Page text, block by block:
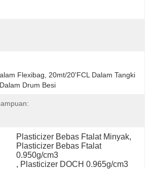
Flexibag, 20mt/20'FCL Dalam Tangki
Drum Besi
Plasticizer Bebas Ftalat Minyak,
Plasticizer Bebas Ftalat
0.950g/cm3
, Plasticizer DOCH 0.965g/cm3